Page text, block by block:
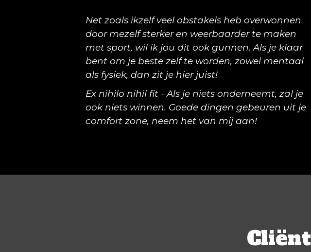
Net zoals ikzelf veel obstakels heb overwonnen
door mezelf sterker en weerbaarder te maken
met sport, wil ik jou dit ook gunnen. Als je klaar
bent om je beste zelf te worden, zowel mentaal
als fysiek, dan zit je hier juist!
Ex nihilo nihil fit-Als je niets onderneemt, zal je
ook niets winnen. Goede dingen gebeuren uit je
comfort zone, neem het van mij aan!
Cliënt